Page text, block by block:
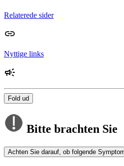
Relaterede sider
Nyttige links
Fold ud
Bitte brachten Sie
Achten Sie darauf, ob folgende